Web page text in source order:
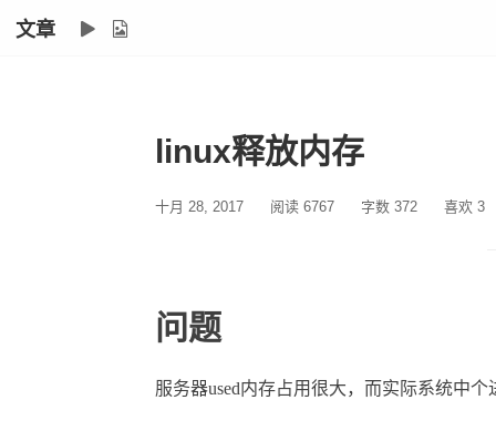
文章
linux释放内存
十月 28, 2017 阅读 6767 字数 372 喜欢 3
问题
服务器used内存占用很大，而实际系统中